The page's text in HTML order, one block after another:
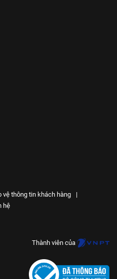
vệ thông tin khách hàng
|
hệ
Thành viên của